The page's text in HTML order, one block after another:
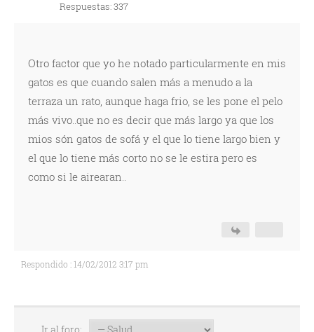
Respuestas: 337
Otro factor que yo he notado particularmente en mis
gatos es que cuando salen más a menudo a la
terraza un rato, aunque haga frio, se les pone el pelo
más vivo..que no es decir que más largo ya que los
mios són gatos de sofá y el que lo tiene largo bien y
el que lo tiene más corto no se le estira pero es
como si le airearan..
Respondido : 14/02/2012 3:17 pm